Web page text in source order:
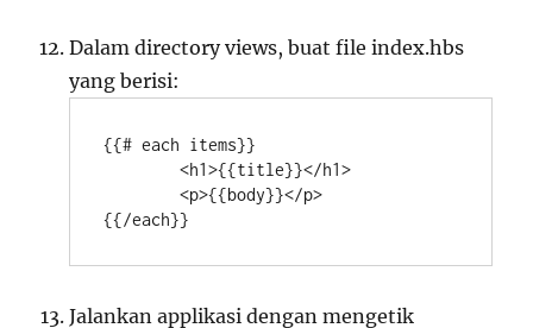
Dalam directory views, buat file index.hbs
yang berisi:
{{# each items}}
	<h1>{{title}}</h1>
	<p>{{body}}</p>
{{/each}}
Jalankan applikasi dengan mengetik